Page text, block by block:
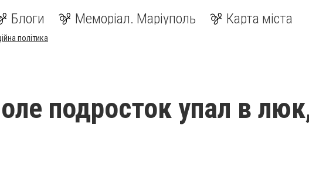
Блоги Меморіал. Маріуполь Карта міста
політика
подросток упал в